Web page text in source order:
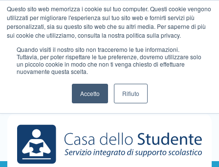
Questo sito web memorizza i cookie sul tuo computer. Questi cookie vengono
utilizzati per migliorare l'esperienza sul tuo sito web e fornirti servizi più
personalizzati, sia su questo sito web che su altri media. Per saperne di più
sui cookie che utilizziamo, consulta la nostra politica sulla privacy.
Quando visiti il ​​nostro sito non tracceremo le tue informazioni.
Tuttavia, per poter rispettare le tue preferenze, dovremo utilizzare solo
un piccolo cookie in modo che non ti venga chiesto di effettuare
nuovamente questa scelta.
Accetto Rifiuto